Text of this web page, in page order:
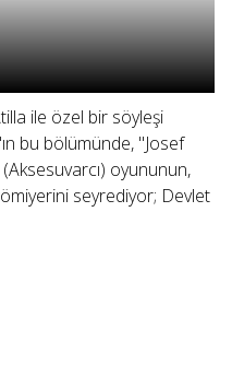
ile özel bir söyleşi
bu bölümünde, "Josef
(Aksesuvarcı) oyununun,
seyrediyor; Devlet